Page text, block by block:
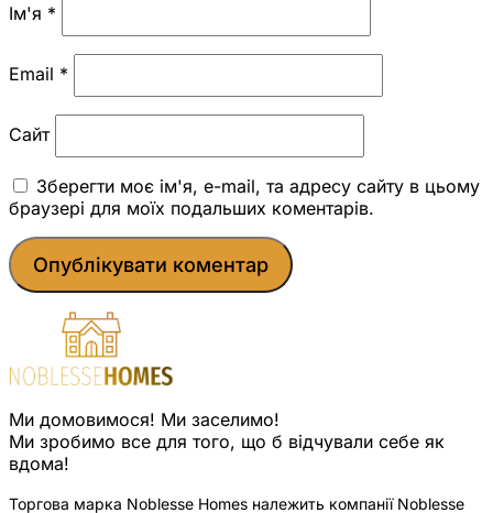
Ім'я *
Email *
Сайт
Зберегти моє ім'я, e-mail, та адресу сайту в цьому
браузері для моїх подальших коментарів.
Ми домовимося! Ми заселимо!
Ми зробимо все для того, що б відчували себе як
вдома!
Торгова марка Noblesse Homes належить компанії Noblesse